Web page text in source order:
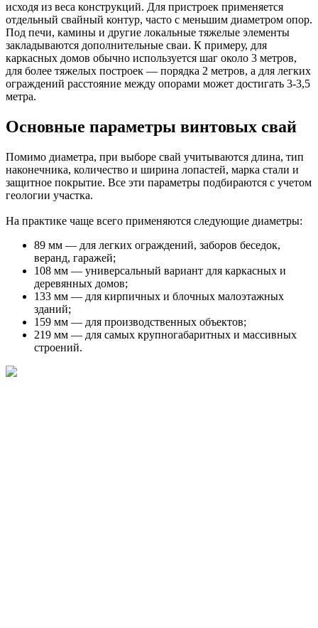
исходя из веса конструкций. Для пристроек применяется
отдельный свайный контур, часто с меньшим диаметром опор.
Под печи, камины и другие локальные тяжелые элементы
закладываются дополнительные сваи. К примеру, для
каркасных домов обычно используется шаг около 3 метров,
для более тяжелых построек — порядка 2 метров, а для легких
ограждений расстояние между опорами может достигать 3-3,5
метра.
Основные параметры винтовых свай
Помимо диаметра, при выборе свай учитываются длина, тип
наконечника, количество и ширина лопастей, марка стали и
защитное покрытие. Все эти параметры подбираются с учетом
геологии участка.
На практике чаще всего применяются следующие диаметры:
89 мм — для легких ограждений, заборов беседок,
веранд, гаражей;
108 мм — универсальный вариант для каркасных и
деревянных домов;
133 мм — для кирпичных и блочных малоэтажных
зданий;
159 мм — для производственных объектов;
219 мм — для самых крупногабаритных и массивных
строений.